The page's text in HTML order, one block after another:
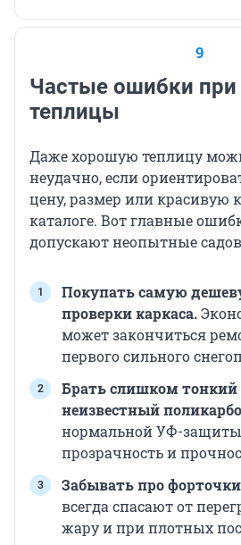
9
Частые ошибки
теплицы
Даже хорошую теплицу
неудачно, если
цену, размер или красивую
каталоге. Вот главные
допускают неопытные
Покупать самую
проверки каркаса.
может закончиться
первого сильного
Брать слишком тонкий
неизвестный
нормальной УФ-защиты
прозрачность и
Забывать про
всегда спасают от
жару и при плотных